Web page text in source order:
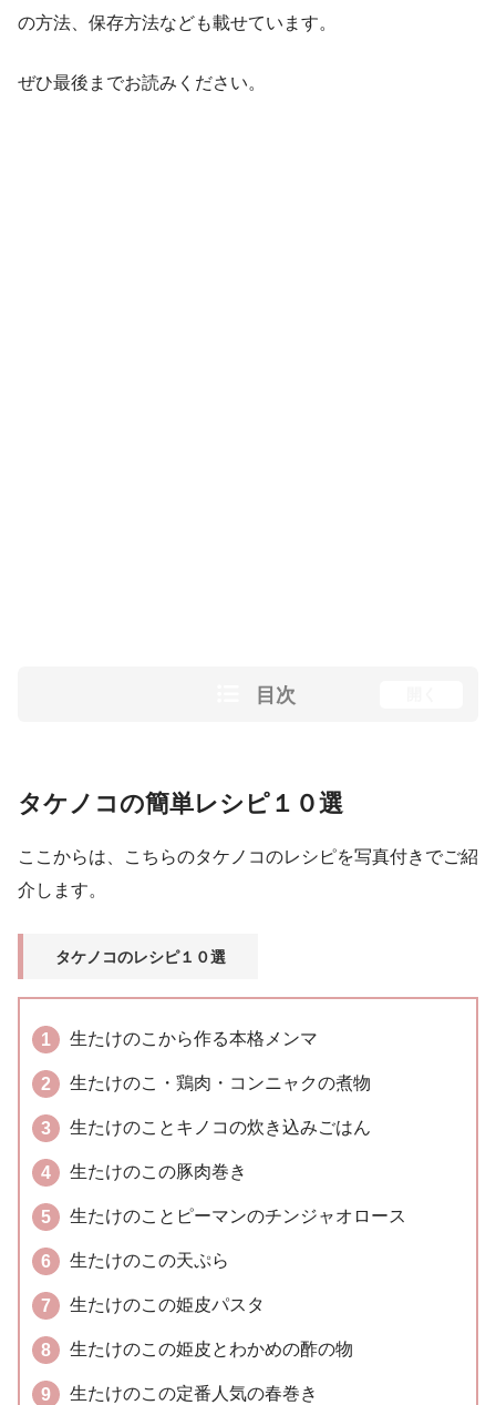
の方法、保存方法なども載せています。
ぜひ最後までお読みください。
目次
タケノコの簡単レシピ１０選
ここからは、こちらのタケノコのレシピを写真付きでご紹
介します。
タケノコのレシピ１０選
生たけのこから作る本格メンマ
生たけのこ・鶏肉・コンニャクの煮物
生たけのことキノコの炊き込みごはん
生たけのこの豚肉巻き
生たけのことピーマンのチンジャオロース
生たけのこの天ぷら
生たけのこの姫皮パスタ
生たけのこの姫皮とわかめの酢の物
生たけのこの定番人気の春巻き